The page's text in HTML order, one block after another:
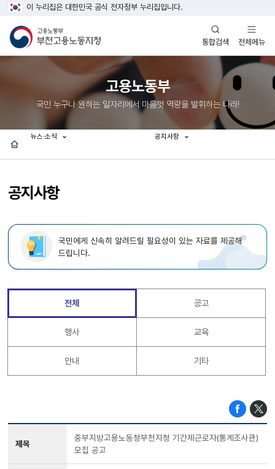
이 누리집은 대한민국 공식 전자정부 누리집입니다.
통합검색
열기
전체메뉴
열기
고용노동부
국민 누구나 원하는 일자리에서 마음껏 역량을 발휘하는 나라!
공지사항
뉴스·소식 공지사항
국민에게 신속히 알려드릴 필요성이 있는 자료를 제공해
드립니다.
전체 공고
행사 교육
안내 기타
제목
중부지방고용노동청부천지청 기간제근로자(통계조사관)
모집 공고